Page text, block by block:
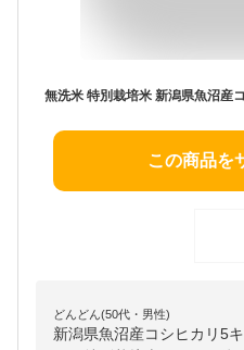
この商品を
どんどん(50代・男性)
新潟県魚沼産コシヒカリ5